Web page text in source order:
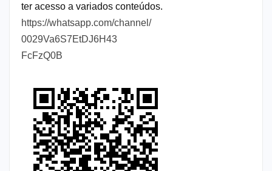
ter acesso a variados conteúdos.
https://whatsapp.com/channel/
0029Va6S7EtDJ6H43
FcFzQ0B